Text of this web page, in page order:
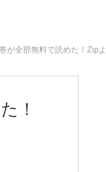
が全部無料で読めた！Zip
！